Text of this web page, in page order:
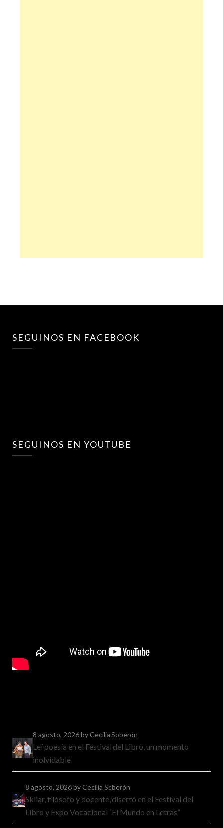
SEGUINOS EN FACEBOOK
SEGUINOS EN YOUTUBE
8 agosto, 2026by Cecilia Soberón
Leí poesía en el Festival del Libro, un momento
inolvidable
8 agosto, 2026by Cecilia Soberón
Skliar, filósofo y docente, disertó en el Festival del
Libro y Expo Vocacional “El Mundo en Letras”